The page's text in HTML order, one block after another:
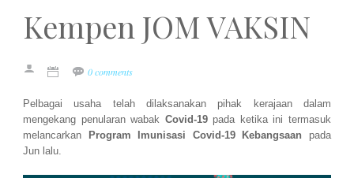
Kempen JOM VAKSIN
0 comments
Pelbagai usaha telah dilaksanakan pihak kerajaan dalam
mengekang penularan wabak Covid-19 pada ketika ini termasuk
melancarkan
Program Imunisasi Covid-19 Kebangsaan pada
Jun lalu.